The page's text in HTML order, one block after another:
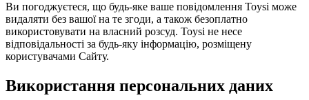
Ви погоджуєтеся, що будь-яке ваше повідомлення Toysi може
видаляти без вашої на те згоди, а також безоплатно
використовувати на власний розсуд. Toysi не несе
відповідальності за будь-яку інформацію, розміщену
користувачами Сайту.
Використання персональних даних